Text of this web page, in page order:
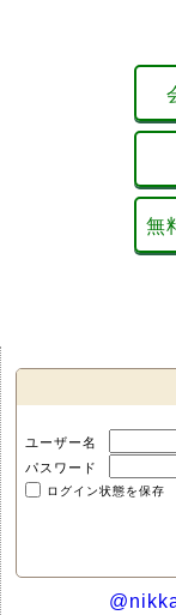
無
ユーザー名
パスワード
ログイン状態を保存